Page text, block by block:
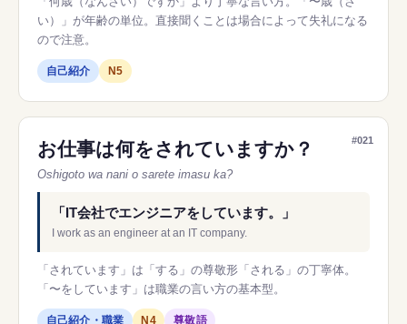
い）」が年齢の単位。直接聞くことは場合によって失礼になる
ので注意。
自己紹介 N5
#021
お仕事は何をされていますか？
Oshigoto wa nani o sarete imasu ka?
「IT会社でエンジニアをしています。」
I work as an engineer at an IT company.
「されています」は「する」の尊敬形「される」の丁寧体。
「〜をしています」は職業の言い方の基本型。
自己紹介・職業 N4 尊敬語